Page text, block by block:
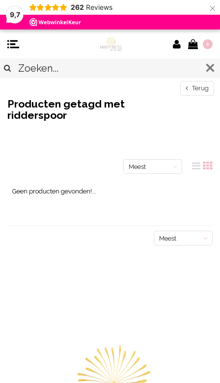
9,7
262 Reviews ×
0
Terug
Producten getagd met
ridderspoor
Meest
Geen producten gevonden!...
Meest